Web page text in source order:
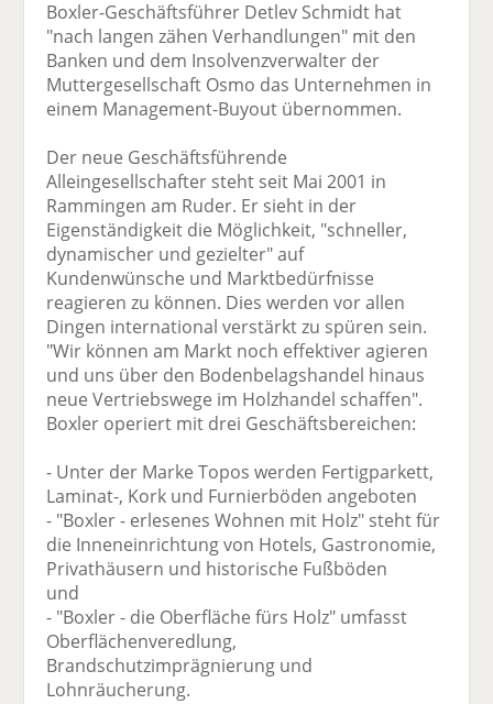
Boxler-Geschäftsführer Detlev Schmidt hat
"nach langen zähen Verhandlungen" mit den
Banken und dem Insolvenzverwalter der
Muttergesellschaft Osmo das Unternehmen in
einem Management-Buyout übernommen.
Der neue Geschäftsführende
Alleingesellschafter steht seit Mai 2001 in
Rammingen am Ruder. Er sieht in der
Eigenständigkeit die Möglichkeit, "schneller,
dynamischer und gezielter" auf
Kundenwünsche und Marktbedürfnisse
reagieren zu können. Dies werden vor allen
Dingen international verstärkt zu spüren sein.
"Wir können am Markt noch effektiver agieren
und uns über den Bodenbelagshandel hinaus
neue Vertriebswege im Holzhandel schaffen".
Boxler operiert mit drei Geschäftsbereichen:
- Unter der Marke Topos werden Fertigparkett,
Laminat-, Kork und Furnierböden angeboten
- "Boxler - erlesenes Wohnen mit Holz" steht für
die Inneneinrichtung von Hotels, Gastronomie,
Privathäusern und historische Fußböden
und
- "Boxler - die Oberfläche fürs Holz" umfasst
Oberflächenveredlung,
Brandschutzimprägnierung und
Lohnräucherung.